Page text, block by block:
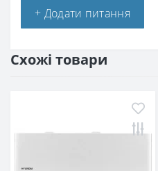
+ Додати питання
Схожі товари